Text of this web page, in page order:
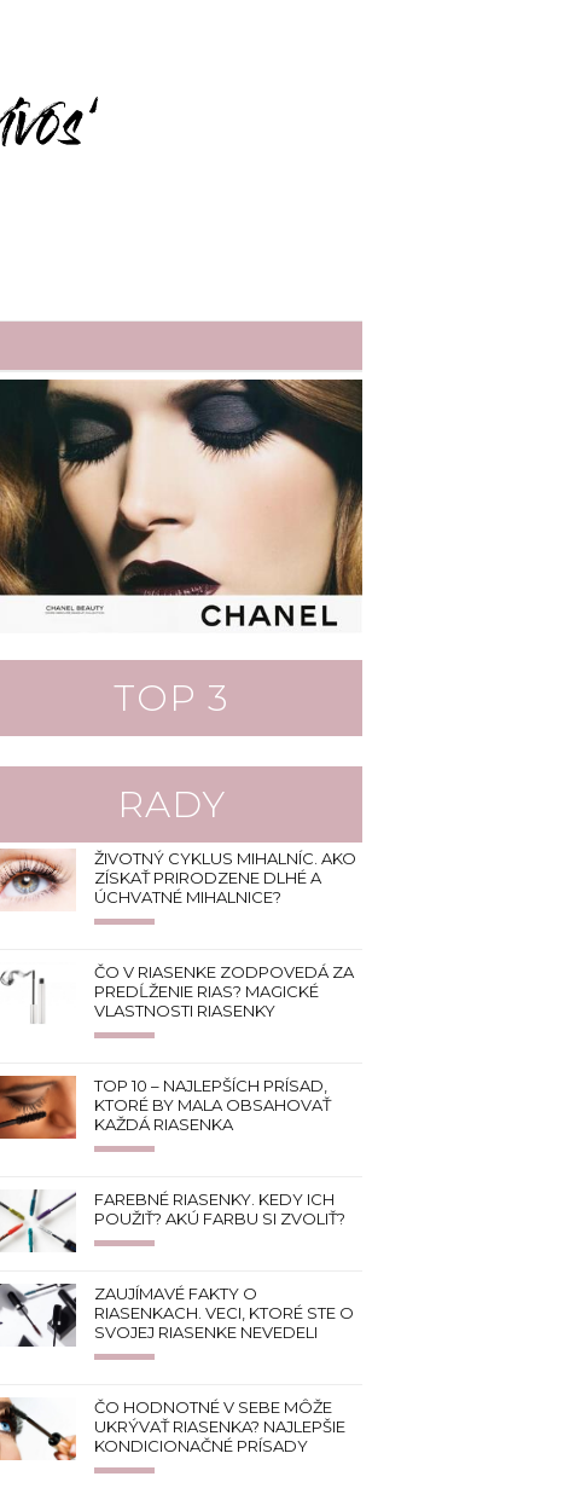
TOP 3
RADY
ŽIVOTNÝ CYKLUS MIHALNÍC. AKO
ZÍSKAŤ PRIRODZENE DLHÉ A
ÚCHVATNÉ MIHALNICE?
ČO V RIASENKE ZODPOVEDÁ ZA
PREDĹŽENIE RIAS? MAGICKÉ
VLASTNOSTI RIASENKY
TOP 10 – NAJLEPŠÍCH PRÍSAD,
KTORÉ BY MALA OBSAHOVAŤ
KAŽDÁ RIASENKA
FAREBNÉ RIASENKY. KEDY ICH
POUŽIŤ? AKÚ FARBU SI ZVOLIŤ?
ZAUJÍMAVÉ FAKTY O
RIASENKACH. VECI, KTORÉ STE O
SVOJEJ RIASENKE NEVEDELI
ČO HODNOTNÉ V SEBE MÔŽE
UKRÝVAŤ RIASENKA? NAJLEPŠIE
KONDICIONAČNÉ PRÍSADY